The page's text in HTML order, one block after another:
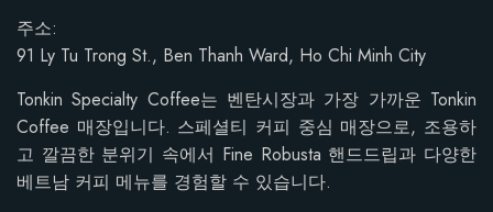
주소:
91 Ly Tu Trong St., Ben Thanh Ward, Ho Chi Minh City
Tonkin Specialty Coffee는 벤탄시장과 가장 가까운 Tonkin
Coffee 매장입니다. 스페셜티 커피 중심 매장으로, 조용하
고 깔끔한 분위기 속에서 Fine Robusta 핸드드립과 다양한
베트남 커피 메뉴를 경험할 수 있습니다.